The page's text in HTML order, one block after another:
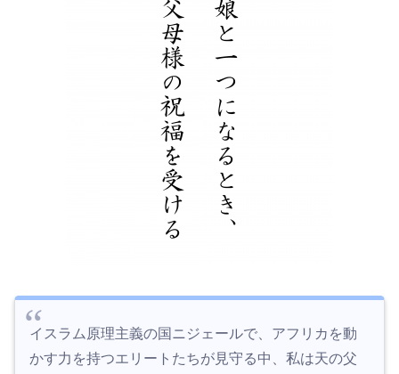
イスラム原理主義の国ニジェールで、アフリカを動
かす力を持つエリートたちが見守る中、私は天の父